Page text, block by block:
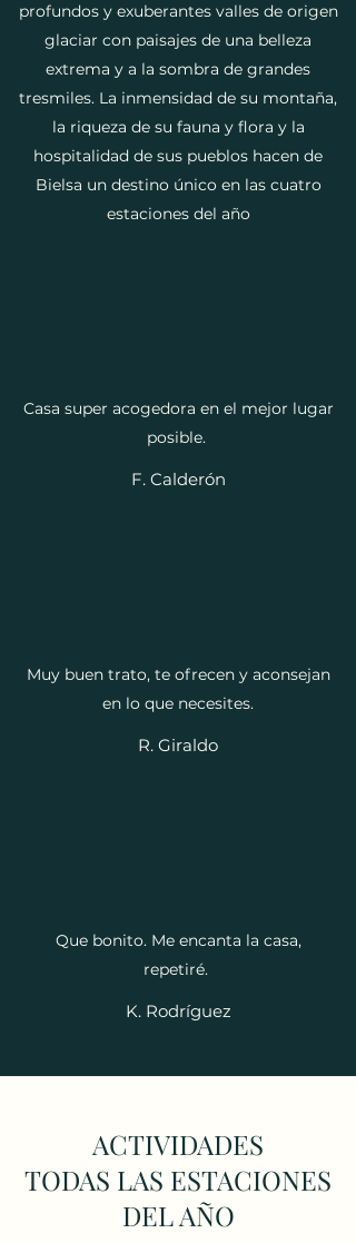
profundos y exuberantes valles de origen
glaciar con paisajes de una belleza
extrema y a la sombra de grandes
tresmiles. La inmensidad de su montaña,
la riqueza de su fauna y flora y la
hospitalidad de sus pueblos hacen de
Bielsa un destino único en las cuatro
estaciones del año
Casa super acogedora en el mejor lugar
posible.
F. Calderón
Muy buen trato, te ofrecen y aconsejan
en lo que necesites.
R. Giraldo
Que bonito. Me encanta la casa,
repetiré.
K. Rodríguez
ACTIVIDADES
TODAS LAS ESTACIONES
DEL AÑO